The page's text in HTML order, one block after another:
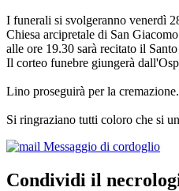
I funerali si svolgeranno venerdì
Chiesa arcipretale di San
alle ore 19.30 sarà recitato il
Il corteo funebre giungerà
Lino proseguirà per la cremazione.
Si ringraziano tutti coloro che si
Messaggio di cordoglio
Condividi il